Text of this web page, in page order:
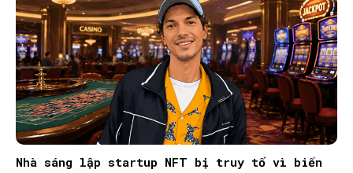
Nhà sáng lập startup NFT bị truy tố vì biển